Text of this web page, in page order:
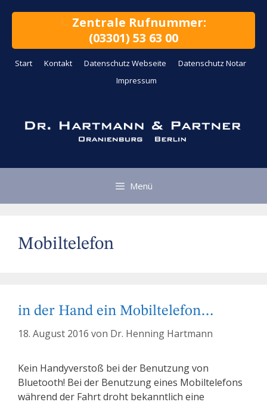
Zentrale Rufnummer:
(03301) 53 63 00
Start Kontakt Datenschutz Webseite
Datenschutz Notar
Impressum
Menü
Mobiltelefon
in der Hand ein Mobiltelefon…
18. August 2016 von Dr. Henning Hartmann
Kein Handyverstoß bei der Benutzung von
Bluetooth! Bei der Benutzung eines Mobiltelefons
während der Fahrt droht bekanntlich eine